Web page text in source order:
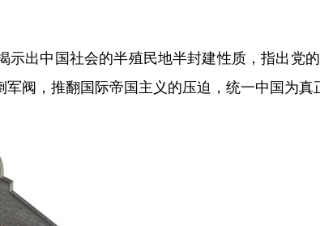
中国社会的半殖民地半封建性质，指出党的
阀，推翻国际帝国主义的压迫，统一中国为真